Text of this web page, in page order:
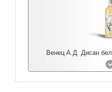
Венец А.Д. Дисан